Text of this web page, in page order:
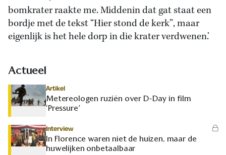
bomkrater raakte me. Middenin dat gat staat een
bordje met de tekst “Hier stond de kerk”, maar
eigenlijk is het hele dorp in die krater verdwenen.’
Actueel
Artikel
Metereologen ruziën over D-Day in film
‘Pressure’
Interview
In Florence waren niet de huizen, maar de
huwelijken onbetaalbaar